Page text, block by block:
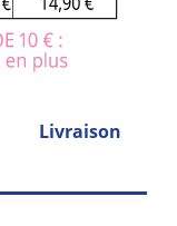
Livraison